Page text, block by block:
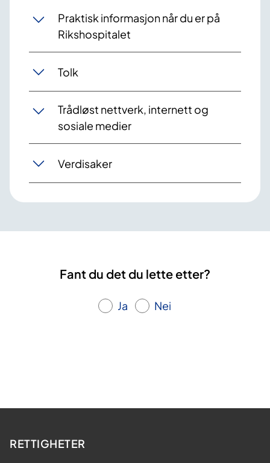
Praktisk informasjon når du er på
Rikshospitalet
Tolk
Trådløst nettverk, internett og
sosiale medier
Verdisaker
Fant du det du lette etter?
Ja Nei
RETTIGHETER